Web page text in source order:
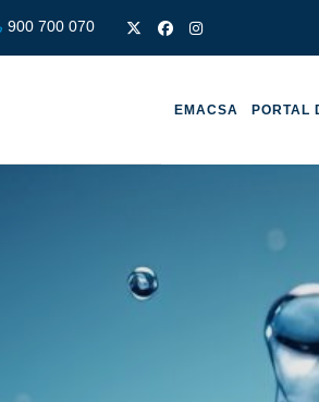
900 700 070
EMACSA PORTAL